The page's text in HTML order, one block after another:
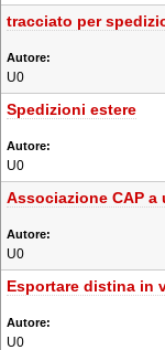
tracciato per
U0
Spedizioni estere
U0
Associazione CAP
U0
Esportare distina in
U0